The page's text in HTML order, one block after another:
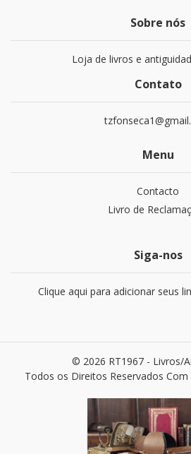
Sobre nós
Loja de livros e
Contato
Menu
Contacto
Livro de
Siga-nos
Clique aqui para adicionar seus
© 2026 RT1967 - Livros/
Todos os Direitos Reservados Com